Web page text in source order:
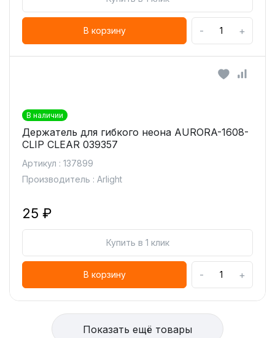
В корзину - +
В наличии
Держатель для гибкого неона AURORA-1608-
CLIP CLEAR 039357
Артикул : 137899
Производитель : Arlight
25 ₽
Купить в 1 клик
В корзину - +
Показать ещё товары